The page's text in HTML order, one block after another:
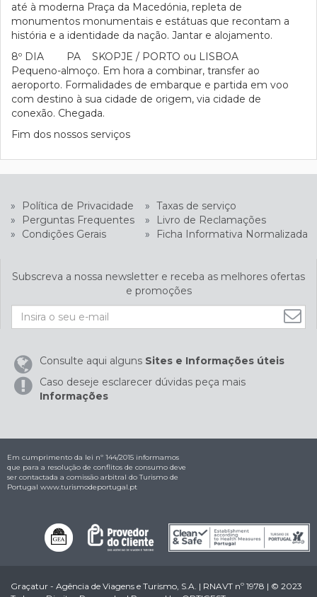
até à moderna Praça da Macedónia, repleta de
monumentos monumentais e estátuas que recontam a
história e a identidade da nação. Jantar e alojamento.
8º DIA PA SKOPJE / PORTO ou LISBOA
Pequeno-almoço. Em hora a combinar, transfer ao
aeroporto. Formalidades de embarque e partida em voo
com destino à sua cidade de origem, via cidade de
conexão. Chegada.
Fim dos nossos serviços
» Política de Privacidade » Taxas de serviço
»
Perguntas Frequentes »
Livro de Reclamações
»
Condições Gerais » Ficha Informativa Normalizada
Subscreva a nossa newsletter e receba as melhores ofertas
e promoções
Consulte aqui alguns Sites e Informações úteis
Caso deseje esclarecer dúvidas peça mais
Informações
Em cumprimento da lei nº 144/2015 informamos
que para a resolução de conflitos de consumo deve
ser contactada a comissão arbitral do Turismo de
Portugal www.turismodeportugal.pt
Graçatur - Agência de Viagens e Turismo, S.A. | RNAVT nº 1978 | © 2023